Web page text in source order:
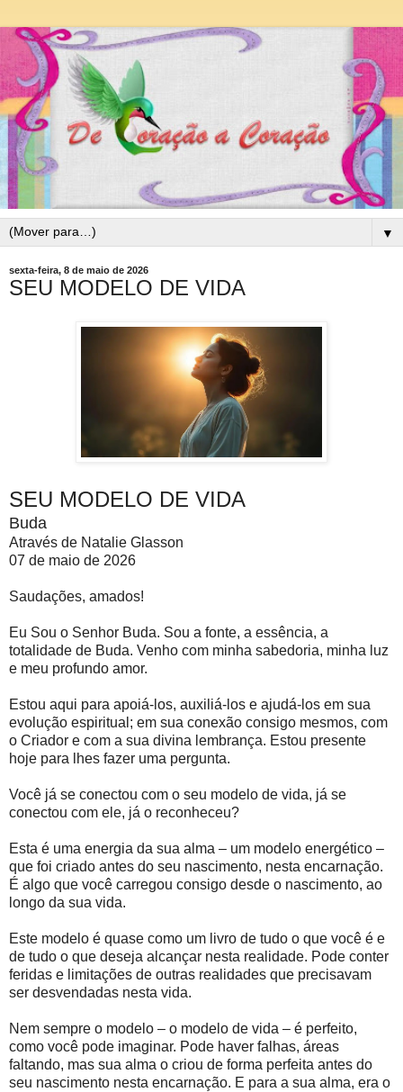
▼
sexta-feira, 8 de maio de 2026
SEU MODELO DE VIDA
SEU MODELO DE VIDA
Buda
Através de Natalie Glasson
07 de maio de 2026
Saudações, amados!
Eu Sou o Senhor Buda. Sou a fonte, a essência, a
totalidade de Buda. Venho com minha sabedoria, minha luz
e meu profundo amor.
Estou aqui para apoiá-los, auxiliá-los e ajudá-los em sua
evolução espiritual; em sua conexão consigo mesmos, com
o Criador e com a sua divina lembrança. Estou presente
hoje para lhes fazer uma pergunta.
Você já se conectou com o seu modelo de vida, já se
conectou com ele, já o reconheceu?
Esta é uma energia da sua alma – um modelo energético –
que foi criado antes do seu nascimento, nesta encarnação.
É algo que você carregou consigo desde o nascimento, ao
longo da sua vida.
Este modelo é quase como um livro de tudo o que você é e
de tudo o que deseja alcançar nesta realidade. Pode conter
feridas e limitações de outras realidades que precisavam
ser desvendadas nesta vida.
Nem sempre o modelo – o modelo de vida – é perfeito,
como você pode imaginar. Pode haver falhas, áreas
faltando, mas sua alma o criou de forma perfeita antes do
seu nascimento nesta encarnação. E para a sua alma, era o